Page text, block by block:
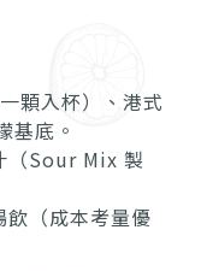
顆入杯）、港式
基底。
（Sour Mix 製
（成本考量優